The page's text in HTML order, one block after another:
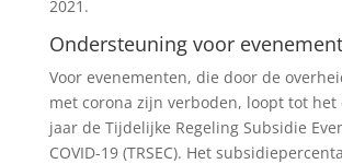
2021.
Ondersteuning voor
Voor evenementen, die door de
met corona zijn verboden, loopt tot het
jaar de Tijdelijke Regeling Subsidie
COVID-19 (TRSEC). Het